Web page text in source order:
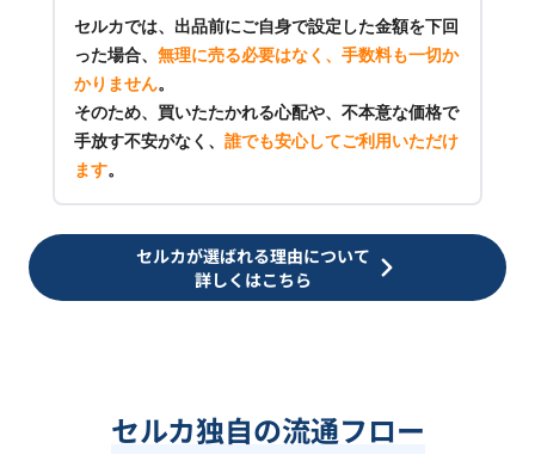
セルカでは、出品前にご自身で設定した金額を下回
った場合、 無理に売る必要はなく、手数料も一切か
かりません。
そのため、買いたたかれる心配や、不本意な価格で
手放す不安がなく、 誰でも安心してご利用いただけ
ます。
セルカが選ばれる理由について
詳しくはこちら
セルカ独自の流通フロー